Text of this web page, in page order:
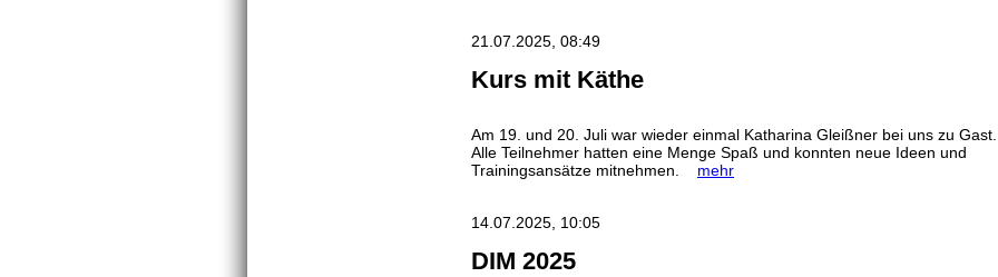
21.07.2025, 08:49
Kurs mit Käthe
Am 19. und 20. Juli war wieder einmal Katharina Gleißner bei uns zu Gast.
Alle Teilnehmer hatten eine Menge Spaß und konnten neue Ideen und
Trainingsansätze mitnehmen. mehr
14.07.2025, 10:05
DIM 2025